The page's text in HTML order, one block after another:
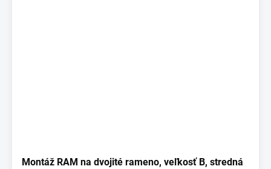
Montáž RAM na dvojité rameno, veľkosť B, stredná